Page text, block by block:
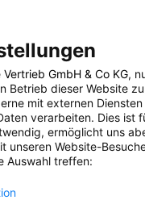
POSTS BY TAG
Vertrieb GmbH & Co KG,
Betrieb dieser Website
mit externen Diensten
verarbeiten. Dies ist
ermöglicht uns
unseren Website-
Auswahl treffen: